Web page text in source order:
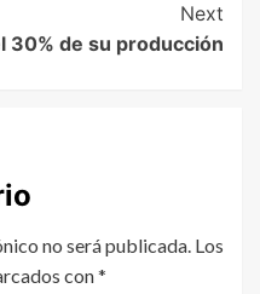
Next
30% de su producción
no será publicada. Los
con*